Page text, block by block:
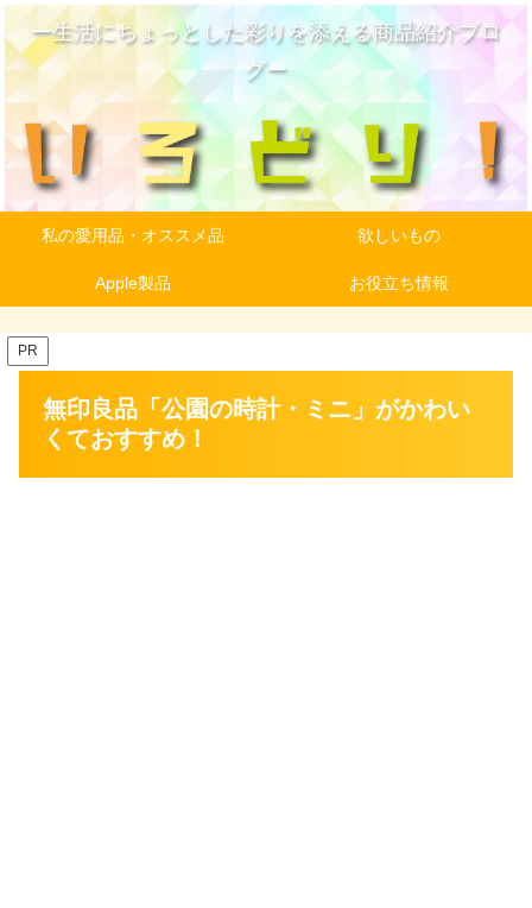
ー生活にちょっとした彩りを添える商品紹介ブロ
グー
私の愛用品・オススメ品 欲しいもの
Apple製品 お役立ち情報
PR
無印良品「公園の時計・ミニ」がかわい
くておすすめ！